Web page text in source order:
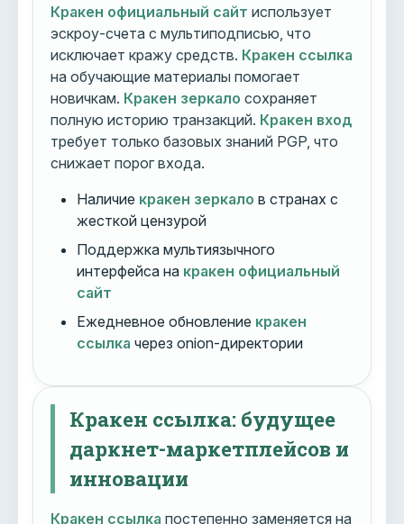
Кракен официальный сайт использует
эскроу-счета с мультиподписью, что
исключает кражу средств. Кракен ссылка
на обучающие материалы помогает
новичкам. Кракен зеркало сохраняет
полную историю транзакций. Кракен вход
требует только базовых знаний PGP, что
снижает порог входа.
Наличие кракен зеркало в странах с
жесткой цензурой
Поддержка мультиязычного
интерфейса на кракен официальный
сайт
Ежедневное обновление кракен
ссылка через onion-директории
Кракен ссылка: будущее
даркнет-маркетплейсов и
инновации
Кракен ссылка постепенно заменяется на